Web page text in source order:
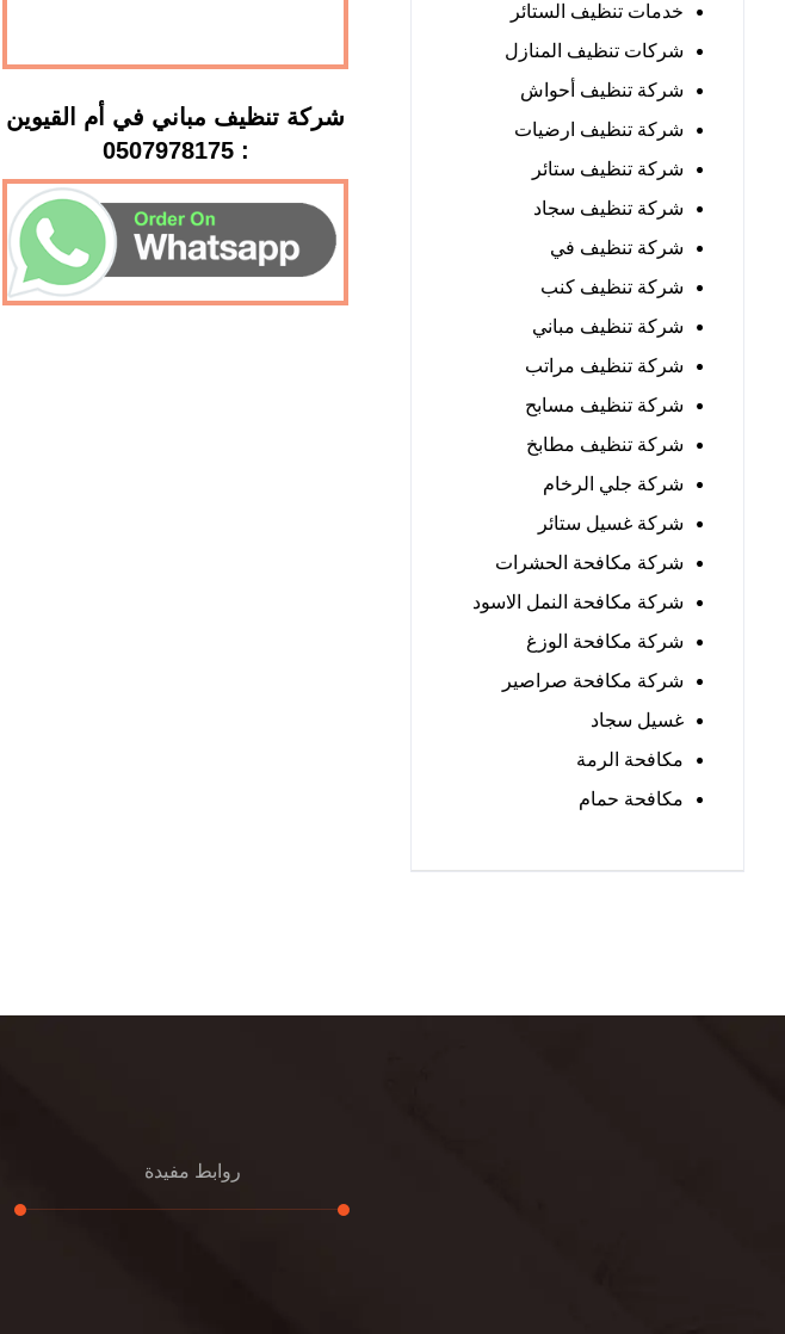
شركة تنظيف مباني في أم القيوين
: 0507978175
خدمات تنظيف الستائر
شركات تنظيف المنازل
شركة تنظيف أحواش
شركة تنظيف ارضيات
شركة تنظيف ستائر
شركة تنظيف سجاد
شركة تنظيف في
شركة تنظيف كنب
شركة تنظيف مباني
شركة تنظيف مراتب
شركة تنظيف مسابح
شركة تنظيف مطابخ
شركة جلي الرخام
شركة غسيل ستائر
شركة مكافحة الحشرات
شركة مكافحة النمل الاسود
شركة مكافحة الوزغ
شركة مكافحة صراصير
غسيل سجاد
مكافحة الرمة
مكافحة حمام
روابط مفيدة